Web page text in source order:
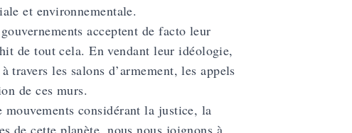
et environnementale.
acceptent de facto leur
de tout cela. En vendant leur idéologie,
les salons d’armement, les appels
de ces murs.
mouvements considérant la justice, la
de cette planète, nous nous joignons à